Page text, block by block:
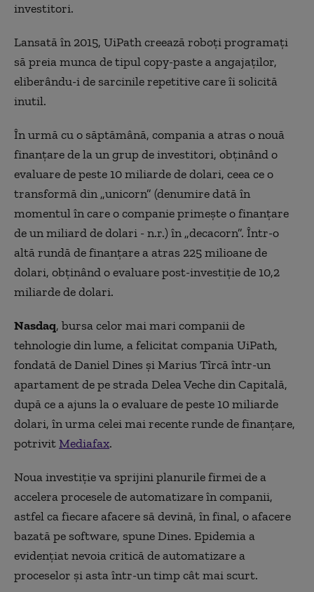
investitori.
Lansată în 2015, UiPath creează roboți programați
să preia munca de tipul copy-paste a angajaților,
eliberându-i de sarcinile repetitive care îi solicită
inutil.
În urmă cu o săptămână, compania a atras o nouă
finanțare de la un grup de investitori, obținând o
evaluare de peste 10 miliarde de dolari, ceea ce o
transformă din „unicorn” (denumire dată în
momentul în care o companie primește o finanțare
de un miliard de dolari - n.r.) în „decacorn”. Într-o
altă rundă de finanțare a atras 225 milioane de
dolari, obținând o evaluare post-investiție de 10,2
miliarde de dolari.
Nasdaq, bursa celor mai mari companii de
tehnologie din lume, a felicitat compania UiPath,
fondată de Daniel Dines şi Marius Tîrcă într-un
apartament de pe strada Delea Veche din Capitală,
după ce a ajuns la o evaluare de peste 10 miliarde
dolari, în urma celei mai recente runde de finanţare,
potrivitMediafax.
Noua investiție va sprijini planurile firmei de a
accelera procesele de automatizare în companii,
astfel ca fiecare afacere să devină, în final, o afacere
bazată pe software, spune Dines. Epidemia a
evidențiat nevoia critică de automatizare a
proceselor și asta într-un timp cât mai scurt.